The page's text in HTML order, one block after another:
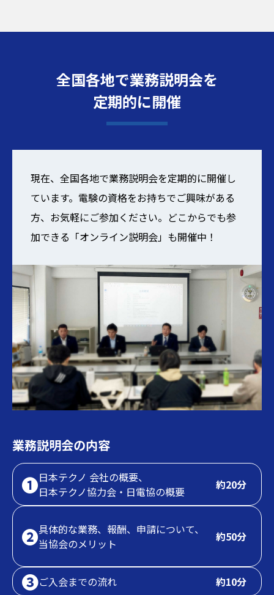
全国各地で業務説明会を
定期的に開催
現在、全国各地で業務説明会を定期的に開催し
ています。電験の資格をお持ちでご興味がある
方、お気軽にご参加ください。どこからでも参
加できる「オンライン説明会」も開催中！
業務説明会の内容
❶日本テクノ 会社の概要、
日本テクノ協力会・日電協の概要
約20分
❷具体的な業務、報酬、申請について、
当協会のメリット
約50分
❸ご入会までの流れ 約10分